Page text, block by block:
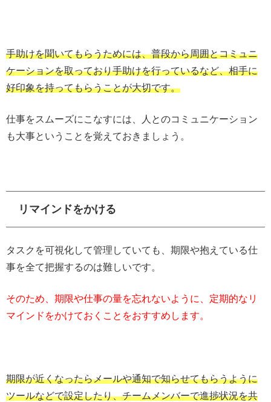
手助けを聞いてもらうためには、普段から周囲とコミュニ
ケーションを取っており手助けを行っているなど、相手に
好印象を持ってもらうことが大切です。
仕事をスムーズにこなすには、人とのコミュニケーション
も大事ということを覚えておきましょう。
リマインドをかける
タスクを可視化して管理していても、期限や抱えている仕
事を全て把握するのは難しいです。
そのため、期限や仕事の量を忘れないように、定期的なリ
マインドをかけておくことをおすすめします。
期限が近くなったらメールや通知で知らせてもらうように
ツールなどで設定したり、チームメンバーで進捗状況を共